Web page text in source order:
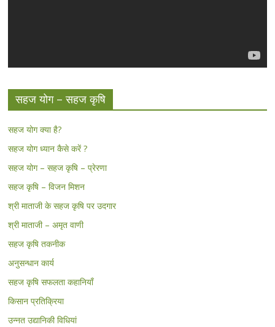
सहज योग – सहज कृषि
सहज योग क्या है?
सहज योग ध्यान कैसे करें ?
सहज योग – सहज कृषि – प्रेरणा
सहज कृषि – विजन मिशन
श्री माताजी के सहज कृषि पर उदगार
श्री माताजी – अमृत वाणी
सहज कृषि तकनीक
अनुसन्धान कार्य
सहज कृषि सफलता कहानियाँ
किसान प्रतिक्रिया
उन्नत उद्यानिकी विधियां